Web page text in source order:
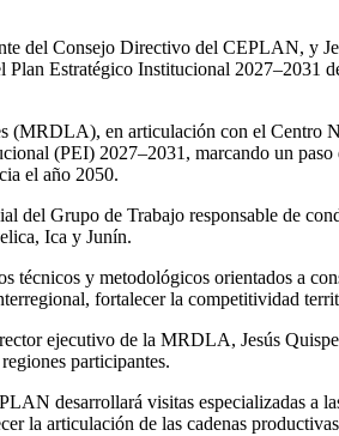
del Consejo Directivo del CEPLAN, y
Plan Estratégico Institucional 2027–2031
(MRDLA), en articulación con el Centro
(PEI) 2027–2031, marcando un
el año 2050.
del Grupo de Trabajo responsable de
Ica y Junín.
técnicos y metodológicos orientados a
fortalecer la competitividad
ejecutivo de la MRDLA, Jesús
participantes.
desarrollará visitas especializadas a
la articulación de las cadenas